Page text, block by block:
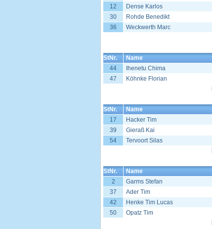
12
Dense Karlos
30
Rohde Benedikt
36
Weckwerth Marc
StNr.
Name
44
Ihenetu Chima
47
Köhnke Florian
StNr.
Name
17
Hacker Tim
39
Gieraß Kai
54
Tervoort Silas
StNr.
Name
2
Garms Stefan
37
Ader Tim
42
Henke Tim Lucas
50
Opatz Tim